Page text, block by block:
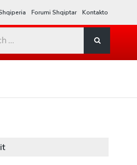
Forumi Shqiptar Kontakto